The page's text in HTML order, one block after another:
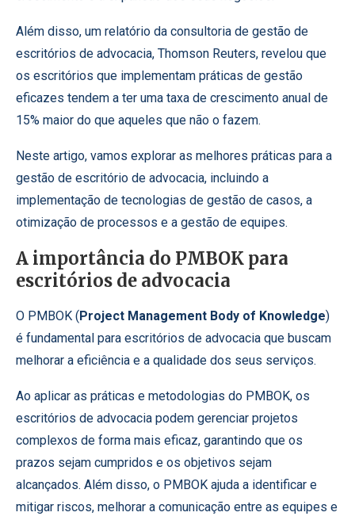
Além disso, um relatório da consultoria de gestão de
escritórios de advocacia, Thomson Reuters, revelou que
os escritórios que implementam práticas de gestão
eficazes tendem a ter uma taxa de crescimento anual de
15% maior do que aqueles que não o fazem.
Neste artigo, vamos explorar as melhores práticas para a
gestão de escritório de advocacia, incluindo a
implementação de tecnologias de gestão de casos, a
otimização de processos e a gestão de equipes.
A importância do PMBOK para
escritórios de advocacia
O PMBOK (Project Management Body of Knowledge)
é fundamental para escritórios de advocacia que buscam
melhorar a eficiência e a qualidade dos seus serviços.
Ao aplicar as práticas e metodologias do PMBOK, os
escritórios de advocacia podem gerenciar projetos
complexos de forma mais eficaz, garantindo que os
prazos sejam cumpridos e os objetivos sejam
alcançados. Além disso, o PMBOK ajuda a identificar e
mitigar riscos, melhorar a comunicação entre as equipes e